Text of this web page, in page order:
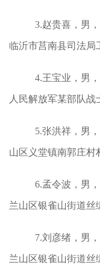
3.赵贵喜，男
临沂市莒南县司法局
4.王宝业，男
人民解放军某部队战
5.张洪祥，男
山区义堂镇南郭庄村
6.孟令波，男
兰山区银雀山街道丝
7.刘彦绪，男
兰山区银雀山街道丝